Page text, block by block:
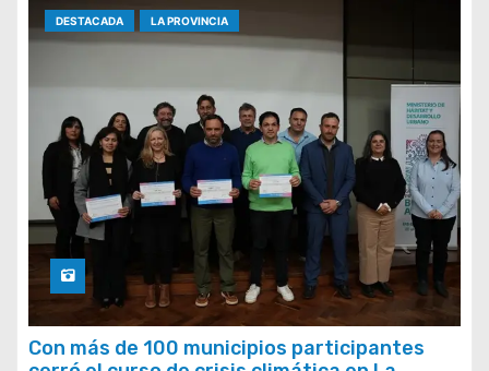
DESTACADA LA PROVINCIA
Con más de 100 municipios participantes